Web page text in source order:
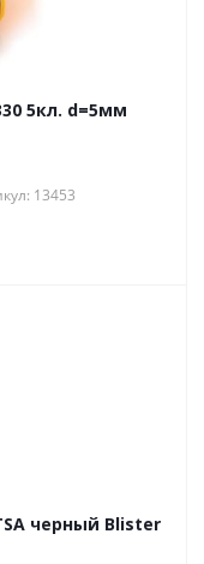
5кл. d=5мм
13453
черный Blister